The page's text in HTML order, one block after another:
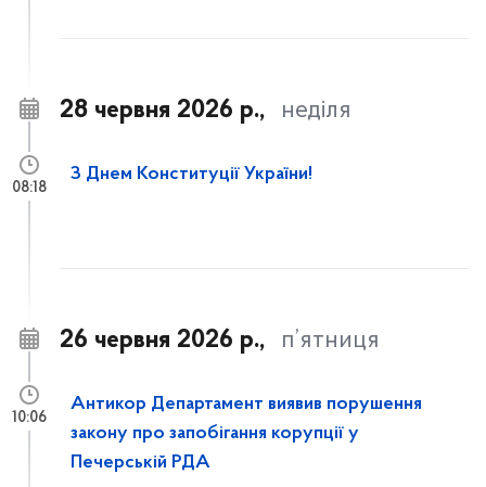
28 червня 2026 р., неділя
З Днем Конституції України!
08:18
26 червня 2026 р., п’ятниця
Антикор Департамент виявив порушення
закону про запобігання корупції у
Печерській РДА
10:06